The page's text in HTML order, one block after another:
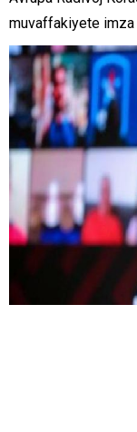
muvaffakiyete imza